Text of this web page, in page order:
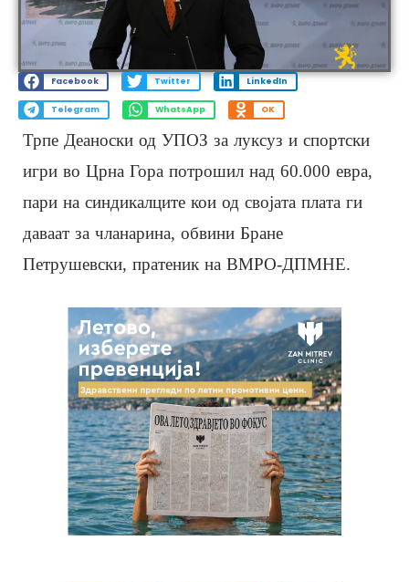
Facebook Twitter LinkedIn
Telegram WhatsApp OK
Трпе Деаноски од УПОЗ за луксуз и спортски
игри во Црна Гора потрошил над 60.000 евра,
пари на синдикалците кои од својата плата ги
даваат за чланарина, обвини Бране
Петрушевски, пратеник на ВМРО-ДПМНЕ.